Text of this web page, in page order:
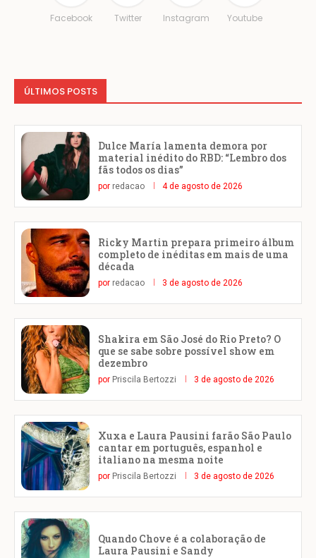
Facebook Twitter Instagram Youtube
ÚLTIMOS POSTS
Dulce María lamenta demora por
material inédito do RBD: “Lembro dos
fãs todos os dias”
por redacao 4 de agosto de 2026
Ricky Martin prepara primeiro álbum
completo de inéditas em mais de uma
década
por redacao 3 de agosto de 2026
Shakira em São José do Rio Preto? O
que se sabe sobre possível show em
dezembro
por Priscila Bertozzi 3 de agosto de 2026
Xuxa e Laura Pausini farão São Paulo
cantar em português, espanhol e
italiano na mesma noite
por Priscila Bertozzi 3 de agosto de 2026
Quando Chove é a colaboração de
Laura Pausini e Sandy